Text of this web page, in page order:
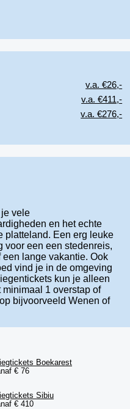
v.a. €26,-
v.a. €411,-
v.a. €276,-
je vele
en het echte
platteland. Een erg leuke
voor een een stedenreis,
een lange vakantie. Ook
vind je in de omgeving
kun je alleen
minimaal 1 overstap of
bijvoorveeld Wenen of
Boekarest
€ 76
Sibiu
€ 410